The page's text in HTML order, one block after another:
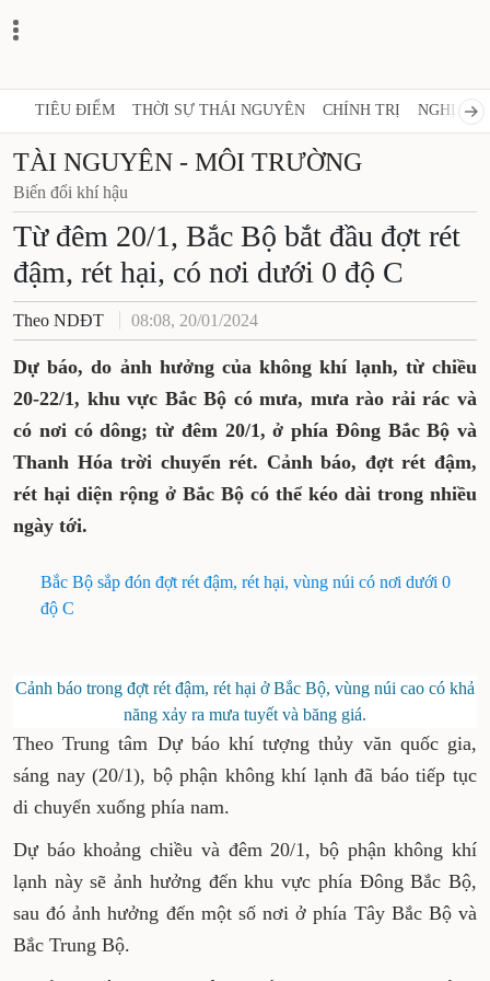
TIÊU ĐIỂM THỜI SỰ THÁI NGUYÊN CHÍNH TRỊ NGHỊ
TÀI NGUYÊN - MÔI TRƯỜNG
Biến đổi khí hậu
Từ đêm 20/1, Bắc Bộ bắt đầu đợt rét
đậm, rét hại, có nơi dưới 0 độ C
Theo NDĐT 08:08, 20/01/2024
Dự báo, do ảnh hưởng của không khí lạnh, từ chiều
20-22/1, khu vực Bắc Bộ có mưa, mưa rào rải rác và
có nơi có dông; từ đêm 20/1, ở phía Đông Bắc Bộ và
Thanh Hóa trời chuyển rét. Cảnh báo, đợt rét đậm,
rét hại diện rộng ở Bắc Bộ có thể kéo dài trong nhiều
ngày tới.
Bắc Bộ sắp đón đợt rét đậm, rét hại, vùng núi có nơi dưới 0
độ C
Cảnh báo trong đợt rét đậm, rét hại ở Bắc Bộ, vùng núi cao có khả
năng xảy ra mưa tuyết và băng giá.
Theo Trung tâm Dự báo khí tượng thủy văn quốc gia,
sáng nay (20/1), bộ phận không khí lạnh đã báo tiếp tục
di chuyển xuống phía nam.
Dự báo khoảng chiều và đêm 20/1, bộ phận không khí
lạnh này sẽ ảnh hưởng đến khu vực phía Đông Bắc Bộ,
sau đó ảnh hưởng đến một số nơi ở phía Tây Bắc Bộ và
Bắc Trung Bộ.